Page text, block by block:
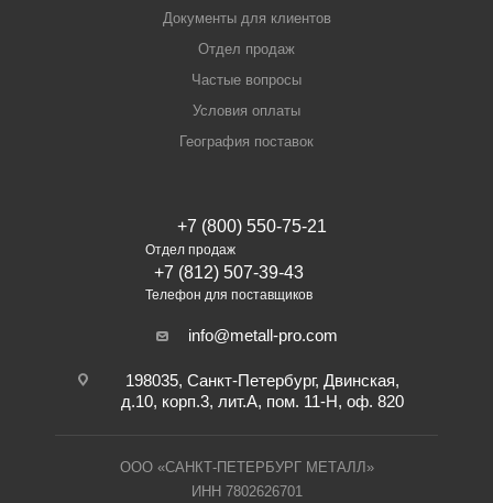
Документы для клиентов
Отдел продаж
Частые вопросы
Условия оплаты
География поставок
+7 (800) 550-75-21
Отдел продаж
+7 (812) 507-39-43
Телефон для поставщиков
info@metall-pro.com
198035, Санкт-Петербург, Двинская,
д.10, корп.3, лит.А, пом. 11-Н, оф. 820
ООО «САНКТ-ПЕТЕРБУРГ МЕТАЛЛ»
ИНН 7802626701